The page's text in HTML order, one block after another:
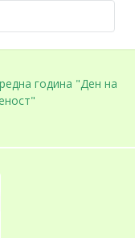
година "Ден на